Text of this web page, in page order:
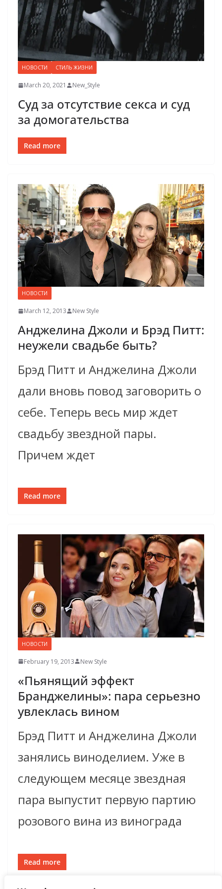
НОВОСТИ СТИЛЬ ЖИЗНИ
March 20, 2021 New_Style
Суд за отсутствие секса и суд
за домогательства
Read more
НОВОСТИ
March 12, 2013 New Style
Анджелина Джоли и Брэд Питт:
неужели свадьбе быть?
Брэд Питт и Анджелина Джоли
дали вновь повод заговорить о
себе. Теперь весь мир ждет
свадьбу звездной пары.
Причем ждет
Read more
НОВОСТИ
February 19, 2013 New Style
«Пьянящий эффект
Бранджелины»: пара серьезно
увлеклась вином
Брэд Питт и Анджелина Джоли
занялись виноделием. Уже в
следующем месяце звездная
пара выпустит первую партию
розового вина из винограда
Read more